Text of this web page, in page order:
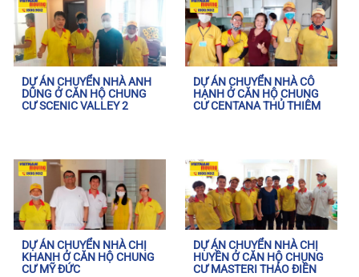
DỰ ÁN CHUYỂN NHÀ ANH
DŨNG Ở CĂN HỘ CHUNG
CƯ SCENIC VALLEY 2
DỰ ÁN CHUYỂN NHÀ CÔ
HẠNH Ở CĂN HỘ CHUNG
CƯ CENTANA THỦ THIÊM
DỰ ÁN CHUYỂN NHÀ CHỊ
KHANH Ở CĂN HỘ CHUNG
CƯ MỸ ĐỨC
DỰ ÁN CHUYỂN NHÀ CHỊ
HUYỀN Ở CĂN HỘ CHUNG
CƯ MASTERI THẢO ĐIỀN